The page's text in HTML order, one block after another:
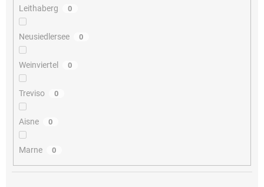
Leithaberg 0
Neusiedlersee 0
Weinviertel 0
Treviso 0
Aisne 0
Marne 0